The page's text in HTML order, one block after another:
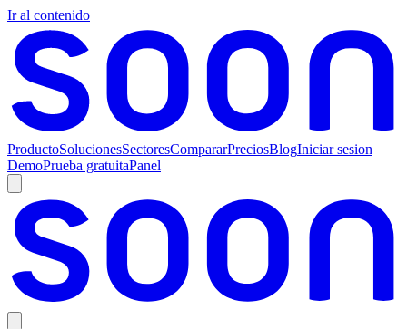
Ir al contenido
ProductoSolucionesSectoresCompararPreciosBlogIniciar sesion
DemoPrueba gratuitaPanel